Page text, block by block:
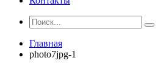
Главная
photo7jpg-1